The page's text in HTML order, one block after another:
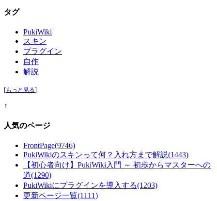
タグ
PukiWiki
スキン
プラグイン
自作
解説
[もっと見る]
↑
人気のページ
FrontPage(9746)
PukiWikiのスキンって何？入れ方まで解説(1443)
【初心者向け】PukiWiki入門 ～ 初歩からマスターへの
道(1290)
PukiWikiにプラグインを導入する(1203)
更新ページ一覧(1111)